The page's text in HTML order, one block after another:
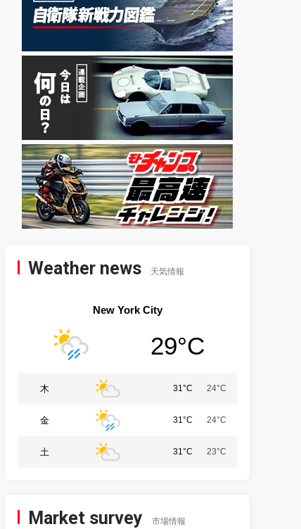
Weather news 天気情報
New York City
29°C
木 31°C 24°C
金 31°C 24°C
土 31°C 23°C
Market survey 市場情報